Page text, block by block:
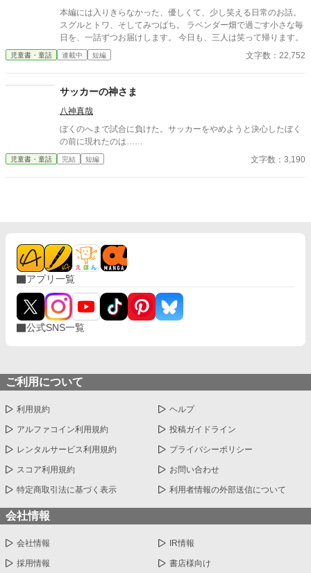
本編には入りきらなかった、優しくて、少し笑える日常のお話。
スグルとトワ、そしてみつばち。 ラベンダー畑で過ごす小さな毎
日を、一話ずつお届けします。 今日も、三人は笑って帰ります。
児童書・童話 連載中 短編 文字数：22,752
サッカーの神さま
八神真哉
ぼくのへまで試合に負けた。サッカーをやめようと決心したぼく
の前に現れたのは……
児童書・童話 完結 短編 文字数：3,190
アプリ一覧
公式SNS一覧
ご利用について
利用規約 ヘルプ
アルファコイン利用規約 投稿ガイドライン
レンタルサービス利用規約 プライバシーポリシー
スコア利用規約 お問い合わせ
特定商取引法に基づく表示 利用者情報の外部送信について
会社情報
会社情報 IR情報
採用情報 書店様向け